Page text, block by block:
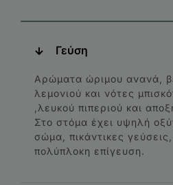
Γεύση
Αρώματα ώριμου ανανά,
λεμονιού και νότες
,λευκού πιπεριού και
Στο στόμα έχει υψηλή
σώμα, πικάντικες
πολύπλοκη επίγευση.